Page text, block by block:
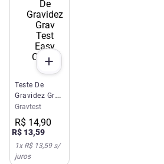
Teste De
Gravidez Grav
Test Easy
Cimed
Gravtest
R$ 14,90
R$ 13,59
1x R$ 13,59s/
juros